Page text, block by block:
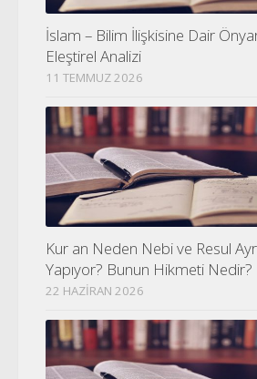
İslam – Bilim İlişkisine Dair
Eleştirel Analizi
11 TEMMUZ 2026
Kur an Neden Nebi ve Resul
Yapıyor? Bunun Hikmeti Nedir?
22 HAZIRAN 2026